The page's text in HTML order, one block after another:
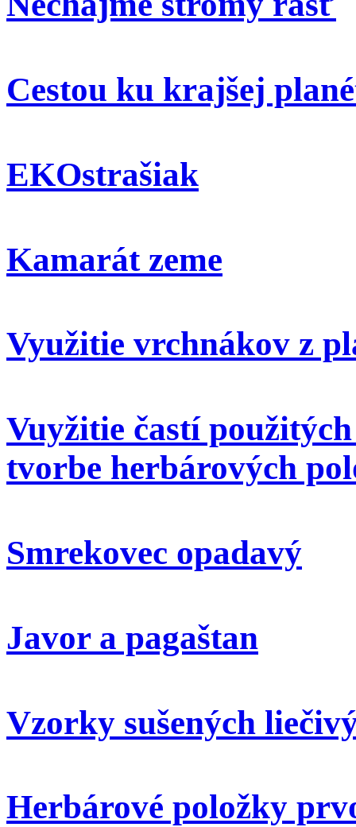
Cestou ku krajšej
EKOstrašiak
Kamarát zeme
Využitie vrchnákov z
Vuyžitie častí
tvorbe herbárových
Smrekovec opadavý
Javor a pagaštan
Vzorky sušených
Herbárové položky